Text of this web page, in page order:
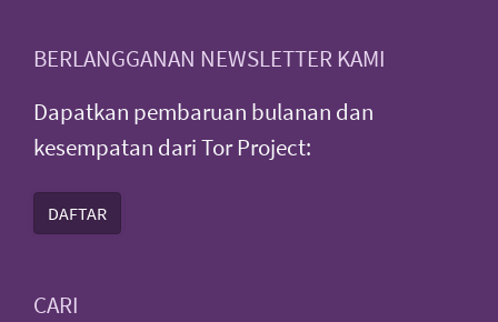
BERLANGGANAN NEWSLETTER KAMI
Dapatkan pembaruan bulanan dan
kesempatan dari Tor Project:
DAFTAR
CARI